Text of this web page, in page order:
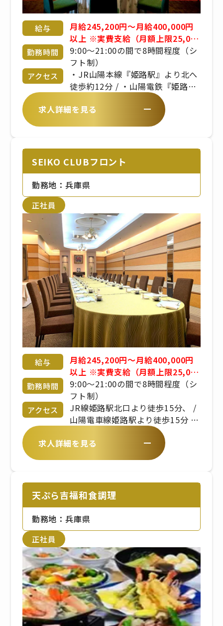
給与
月給245,200円〜月給400,000円
以上 ※実費支給（月額上限25,000
円） ※食事手当、固定残業代手当
あり ※賞与あり ※経験・年齢・能
力考慮 応相談 ※昇給あり
勤務時間
9:00〜21:00の間で8時間程度（シ
フト制）
アクセス
・JR山陽本線『姫路駅』より北へ
徒歩約12分 / ・山陽電鉄『姫路
駅』より北へ徒歩約12分
求人詳細を見る
SEIKO CLUBフロント
勤務地：兵庫県
正社員
給与
月給245,200円〜月給400,000円
以上 ※実費支給（月額上限25,000
円） ※食事手当、固定残業代手当
あり ※賞与あり ※経験・年齢・能
力考慮 応相談 ※昇給あり
勤務時間
9:00〜21:00の間で8時間程度（シ
フト制）
アクセス
JR線姫路駅北口より徒歩15分、 /
山陽電車線姫路駅より徒歩15分 /
山陽自動車道姫路東ICより車で約
10分、
求人詳細を見る
天ぷら吉福和食調理
勤務地：兵庫県
正社員